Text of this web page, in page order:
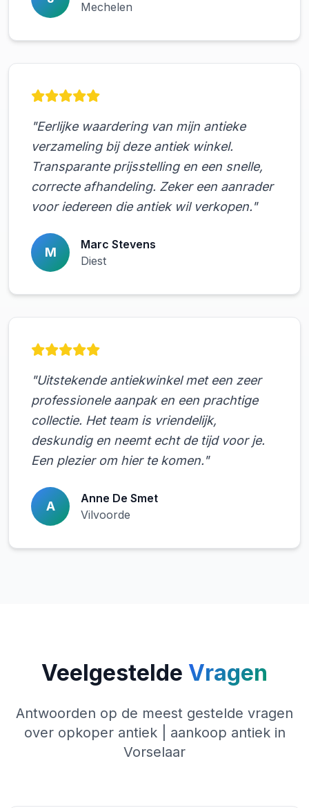
Mechelen
"Eerlijke waardering van mijn antieke
verzameling bij deze antiek winkel.
Transparante prijsstelling en een snelle,
correcte afhandeling. Zeker een aanrader
voor iedereen die antiek wil verkopen."
M
Marc Stevens
Diest
"Uitstekende antiekwinkel met een zeer
professionele aanpak en een prachtige
collectie. Het team is vriendelijk,
deskundig en neemt echt de tijd voor je.
Een plezier om hier te komen."
A
Anne De Smet
Vilvoorde
Veelgestelde Vragen
Antwoorden op de meest gestelde vragen
over opkoper antiek | aankoop antiek in
Vorselaar